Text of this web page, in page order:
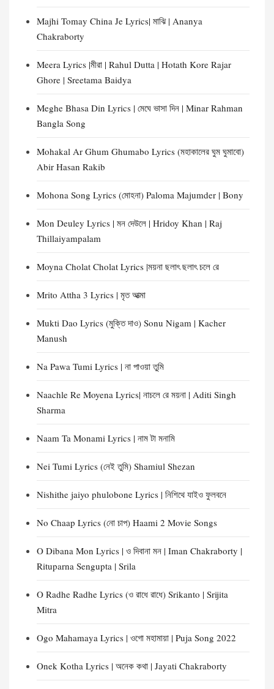
Majhi Tomay China Je Lyrics| মাঝি | Ananya
Chakraborty
Meera Lyrics |মীরা | Rahul Dutta | Hotath Kore Rajar
Ghore | Sreetama Baidya
Meghe Bhasa Din Lyrics | মেঘে ভাসা দিন | Minar Rahman
Bangla Song
Mohakal Ar Ghum Ghumabo Lyrics (মহাকালের ঘুম ঘুমাবো)
Abir Hasan Rakib
Mohona Song Lyrics (মোহনা) Paloma Majumder | Bony
Mon Deuley Lyrics | মন দেউলে | Hridoy Khan | Raj
Thillaiyampalam
Moyna Cholat Cholat Lyrics |ময়না ছলাৎ ছলাৎ চলে রে
Mrito Attha 3 Lyrics | মৃত আত্মা
Mukti Dao Lyrics (মুক্তি দাও) Sonu Nigam | Kacher
Manush
Na Pawa Tumi Lyrics | না পাওয়া তুমি
Naachle Re Moyena Lyrics| নাচলে রে ময়না | Aditi Singh
Sharma
Naam Ta Monami Lyrics | নাম টা মনামি
Nei Tumi Lyrics (নেই তুমি) Shamiul Shezan
Nishithe jaiyo phulobone Lyrics | নিশিথে যাইও ফুলবনে
No Chaap Lyrics (নো চাপ) Haami 2 Movie Songs
O Dibana Mon Lyrics | ও দিবানা মন | Iman Chakraborty |
Rituparna Sengupta | Srila
O Radhe Radhe Lyrics (ও রাধে রাধে) Srikanto | Srijita
Mitra
Ogo Mahamaya Lyrics | ওগো মহামায়া | Puja Song 2022
Onek Kotha Lyrics | অনেক কথা | Jayati Chakraborty